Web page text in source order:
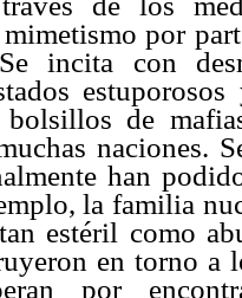
por
Se incita con
de
naciones.
han
la familia
estéril como
en torno a
por